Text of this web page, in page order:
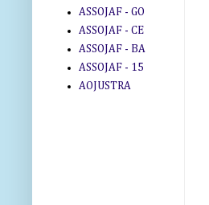
ASSOJAF - GO
ASSOJAF - CE
ASSOJAF - BA
ASSOJAF - 15
AOJUSTRA